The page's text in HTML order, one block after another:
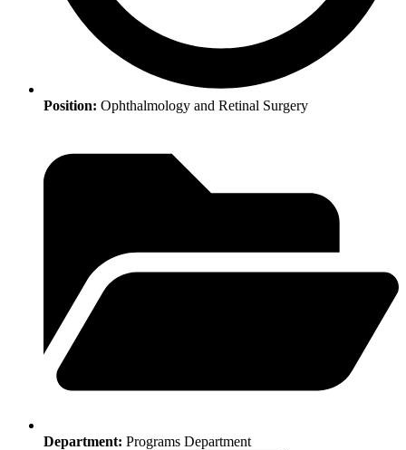
Position: Ophthalmology and Retinal Surgery
Department: Programs Department